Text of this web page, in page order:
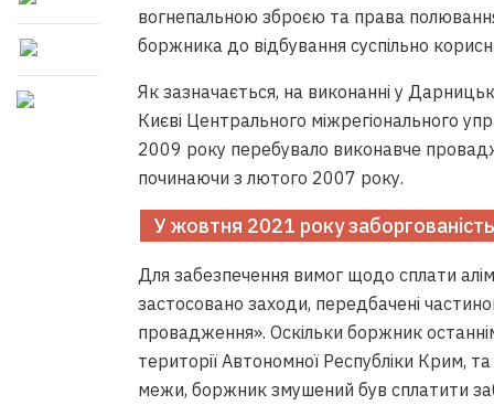
вогнепальною зброєю та права
боржника до відбування суспільно
Як зазначається, на виконанні у
Києві Центрального міжрегіонального
2009 року перебувало виконавче
починаючи з лютого 2007 року.
У жовтня 2021 року
Для забезпечення вимог щодо сплати
застосовано заходи, передбачені
провадження». Оскільки боржник
території Автономної Республіки Крим,
межи, боржник змушений був сплатити